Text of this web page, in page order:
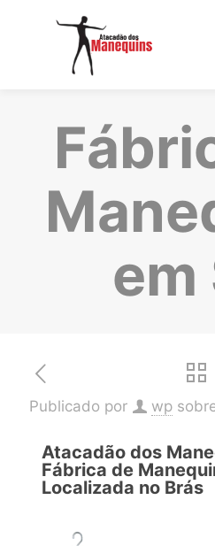
em
Publicado por wp
Atacadão dos
Fábrica de
Localizada no Brás